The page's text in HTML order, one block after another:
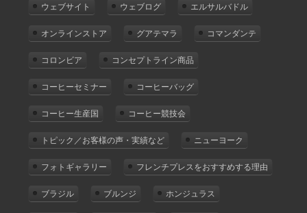
ウェブサイト ウェブログ エルサルバドル
オンラインストア グアテマラ コマンダンテ
コロンビア コンセプトライン商品
コーヒーセミナー コーヒーバッグ
コーヒー生産国 コーヒー競技会
トピック／お客様の声・実績など ニューヨーク
フォトギャラリー フレンチプレスをおすすめする理由
ブラジル ブルンジ ホンジュラス